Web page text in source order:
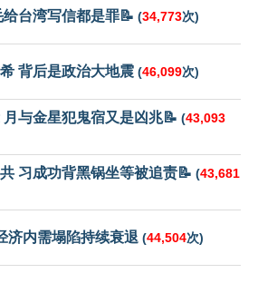
台湾写信都是罪📝 (34,773次)
背后是政治大地震 (46,099次)
与金星犯鬼宿又是凶兆📝 (43,093
习成功背黑锅坐等被追责📝 (43,681
济内需塌陷持续衰退 (44,504次)